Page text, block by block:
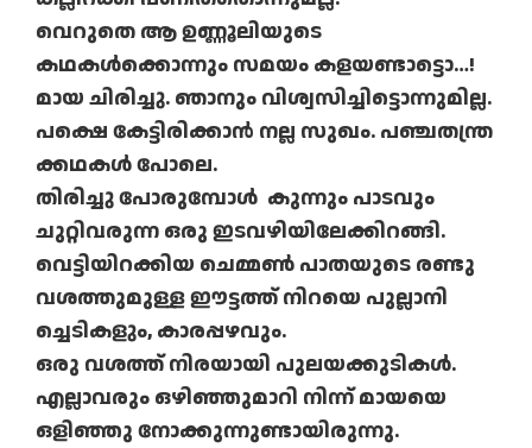
വെറുതെ ആ ഉണ്ണൂലിയുടെ
കഥകൾക്കൊന്നും സമയം കളയണ്ടാട്ടൊ…!
മായ ചിരിച്ചു. ഞാനും വിശ്വസിച്ചിട്ടൊന്നുമില്ല.
പക്ഷെ കേട്ടിരിക്കാൻ നല്ല സുഖം. പഞ്ചതന്ത്ര
ക്കഥകൾ പോലെ.
തിരിച്ചു പോരുമ്പോൾ കുന്നും പാടവും
ചുറ്റിവരുന്ന ഒരു ഇടവഴിയിലേക്കിറങ്ങി.
വെട്ടിയിറക്കിയ ചെമ്മൺ പാതയുടെ രണ്ടു
വശത്തുമുള്ള ഈട്ടത്ത് നിറയെ പുല്ലാനി
ച്ചെടികളും, കാരപ്പഴവും.
ഒരു വശത്ത് നിരയായി പുലയക്കുടികൾ.
എല്ലാവരും ഒഴിഞ്ഞുമാറി നിന്ന് മായയെ
ഒളിഞ്ഞു നോക്കുന്നുണ്ടായിരുന്നു.